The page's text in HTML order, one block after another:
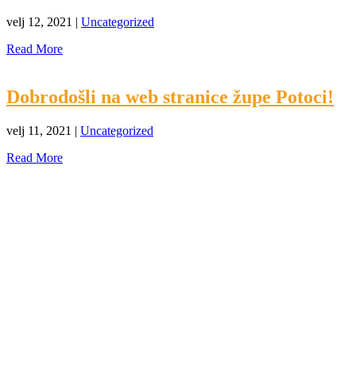
velj 12, 2021 | Uncategorized
Read More
Dobrodošli na web stranice župe Potoci!
velj 11, 2021 | Uncategorized
Read More